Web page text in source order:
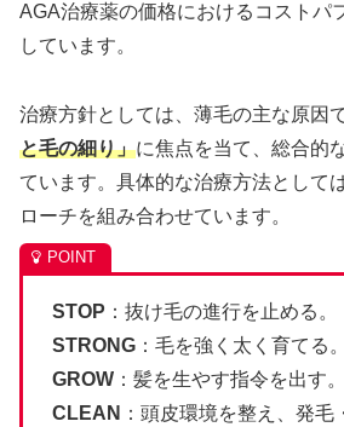
AGA治療薬の価格におけるコストパ
しています。
治療方針としては、薄毛の主な原因
と毛の細り」に焦点を当て、総合的
ています。具体的な治療方法として
ローチを組み合わせています。
STOP ：抜け毛の進行を止める。
STRONG ：毛を強く太く育てる。
GROW ：髪を生やす指令を出す。
CLEAN ：頭皮環境を整え、発毛